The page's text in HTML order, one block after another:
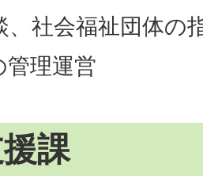
、社会福祉団体の
管理運営
課